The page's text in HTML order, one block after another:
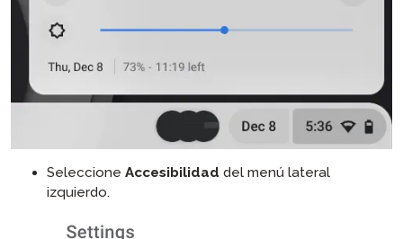
Seleccione Accesibilidad del menú lateral
izquierdo.